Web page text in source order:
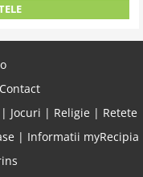
Contact
| Jocuri | Religie | Retete
| Informatii myRecipia